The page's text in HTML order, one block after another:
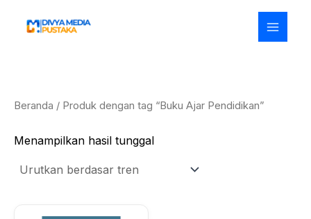
Beranda / Produk dengan tag “Buku Ajar Pendidikan”
Menampilkan hasil tunggal